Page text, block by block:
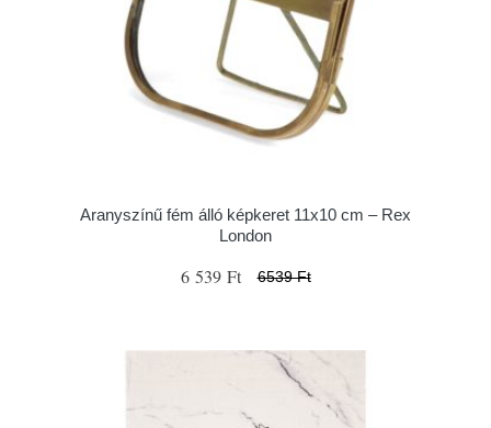
Aranyszínű fém álló képkeret 11x10 cm – Rex
London
6 539 Ft 6539 Ft